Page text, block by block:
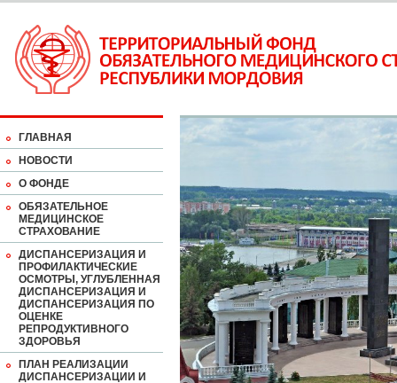
ГЛАВНАЯ
НОВОСТИ
О ФОНДЕ
ОБЯЗАТЕЛЬНОЕ
МЕДИЦИНСКОЕ
СТРАХОВАНИЕ
ДИСПАНСЕРИЗАЦИЯ И
ПРОФИЛАКТИЧЕСКИЕ
ОСМОТРЫ, УГЛУБЛЕННАЯ
ДИСПАНСЕРИЗАЦИЯ И
ДИСПАНСЕРИЗАЦИЯ ПО
ОЦЕНКЕ
РЕПРОДУКТИВНОГО
ЗДОРОВЬЯ
ПЛАН РЕАЛИЗАЦИИ
ДИСПАНСЕРИЗАЦИИ И